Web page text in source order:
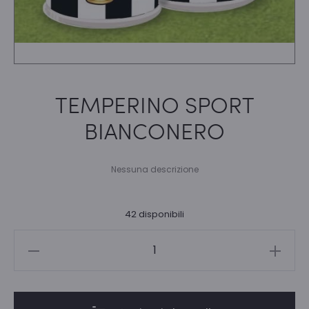
TEMPERINO SPORT
BIANCONERO
Nessuna descrizione
42 disponibili